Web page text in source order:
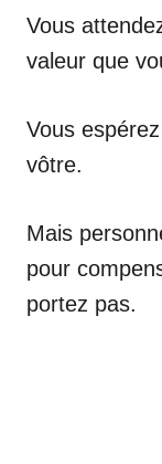
Vous
valeur que
Vous
vôtre.
Mais
pour
portez pas.